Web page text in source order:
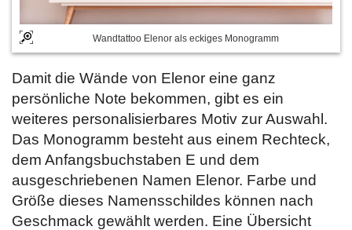
Wandtattoo Elenor als eckiges Monogramm
Damit die Wände von Elenor eine ganz
persönliche Note bekommen, gibt es ein
weiteres personalisierbares Motiv zur Auswahl.
Das Monogramm besteht aus einem Rechteck,
dem Anfangsbuchstaben E und dem
ausgeschriebenen Namen Elenor. Farbe und
Größe dieses Namensschildes können nach
Geschmack gewählt werden. Eine Übersicht